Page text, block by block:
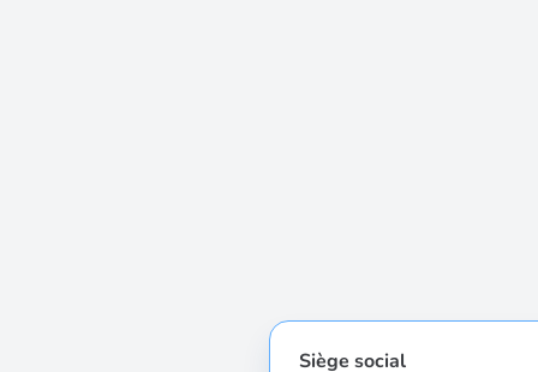
Siège social